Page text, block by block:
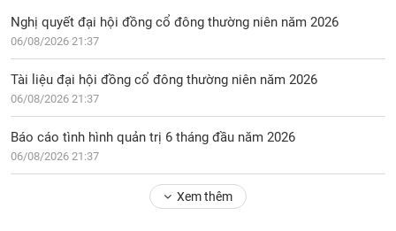
Nghị quyết đại hội đồng cổ đông thường niên năm 2026
06/08/2026 21:37
Tài liệu đại hội đồng cổ đông thường niên năm 2026
06/08/2026 21:37
Báo cáo tình hình quản trị 6 tháng đầu năm 2026
06/08/2026 21:37
Xem thêm